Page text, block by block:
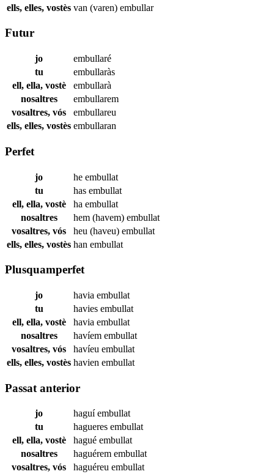
ells, elles, vostès van (varen) embullar
Futur
jo
embullaré
tu
embullaràs
ell, ella, vostè
embullarà
nosaltres
embullarem
vosaltres, vós
embullareu
ells, elles, vostès embullaran
Perfet
jo he embullat
tu
has embullat
ell, ella, vostè
ha embullat
nosaltres
hem (havem) embullat
vosaltres, vós
heu (haveu) embullat
ells, elles, vostès han embullat
Plusquamperfet
jo havia embullat
tu
havies embullat
ell, ella, vostè
havia embullat
nosaltres
havíem embullat
vosaltres, vós
havíeu embullat
ells, elles, vostès havien embullat
Passat anterior
jo haguíembullat
tu
hagueres embullat
ell, ella, vostè
hagué embullat
nosaltres
haguérem embullat
vosaltres, vós
haguéreu embullat